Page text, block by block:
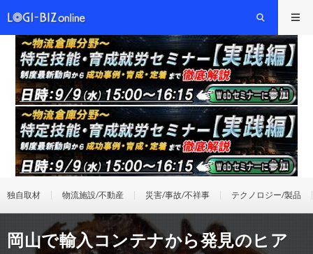
独自取材 物流施設/不動産 災害/事故/不祥事 テクノロジー/製品
岡山で輸入コンテナから発見のヒア